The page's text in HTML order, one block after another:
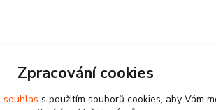
Zpracování cookies
souhlas s použitím souborů cookies, aby Vám